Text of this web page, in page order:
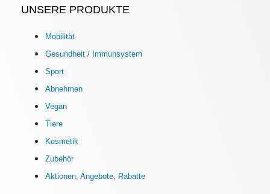
UNSERE PRODUKTE
Mobilität
Gesundheit / Immunsystem
Sport
Abnehmen
Vegan
Tiere
Kosmetik
Zubehör
Aktionen, Angebote, Rabatte